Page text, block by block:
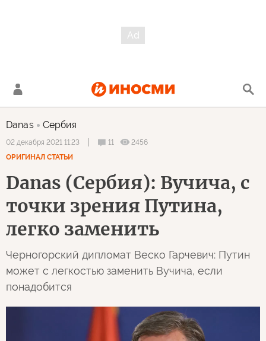
Danas Сербия
02 декабря 2021 11:23 11
2456
ОРИГИНАЛ СТАТЬИ
Danas (Сербия): Вучича, с
точки зрения Путина,
легко заменить
Черногорский дипломат Веско Гарчевич: Путин
может с легкостью заменить Вучича, если
понадобится